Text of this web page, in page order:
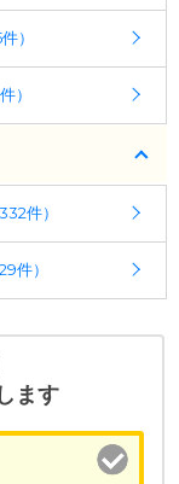
）
）
件）
件）
ます